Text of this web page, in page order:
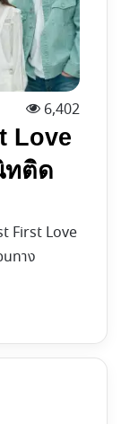
6,402
Love
ทติด
First Love
ทาง